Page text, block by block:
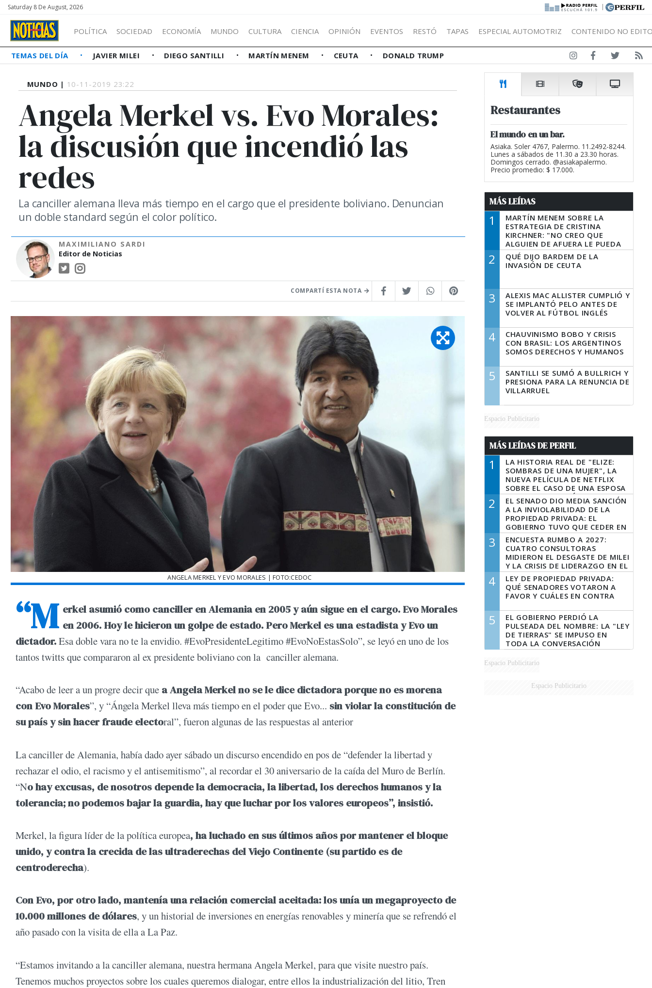
Saturday 8 De August, 2026 |
POLÍTICA SOCIEDAD ECONOMÍA MUNDO CULTURA CIENCIA OPINIÓN EVENTOS RESTÓ TAPAS ESPECIAL AUTOMOTRIZ CONTENIDO NO
TEMAS DEL DÍA JAVIER MILEI DIEGO SANTILLI MARTÍN MENEM CEUTA DONALD TRUMP
MUNDO | 10-11-2019 23:22
Angela Merkel vs. Evo Morales:
la discusión que incendió las
redes
La canciller alemana lleva más tiempo en el cargo que el presidente boliviano. Denuncian
un doble standard según el color político.
MAXIMILIANO SARDI
Editor de Noticias
COMPARTÍ ESTA NOTA
ANGELA MERKEL Y EVO MORALES | FOTO:CEDOC
“M erkel asumió como canciller en Alemania en 2005 y aún sigue en el cargo. Evo Morales
en 2006. Hoy le hicieron un golpe de estado. Pero Merkel es una estadista y Evo un
dictador.Esa doble vara no te la envidio. #EvoPresidenteLegitimo #EvoNoEstasSolo”, se leyó en uno de los
tantos twitts que compararon al ex presidente boliviano con la canciller alemana.
“Acabo de leer a un progre decir que a Angela Merkel no se le dice dictadora porque no es morena
con Evo Morales”, y “Ángela Merkel lleva más tiempo en el poder que Evo... sin violar la constitución de
su país y sin hacer fraude electoral”, fueron algunas de las respuestas al anterior
La canciller de Alemania, había dado ayer sábado un discurso encendido en pos de “defender la libertad y
rechazar el odio, el racismo y el antisemitismo”, al recordar el 30 aniversario de la caída del Muro de Berlín.
“No hay excusas, de nosotros depende la democracia, la libertad, los derechos humanos y la
tolerancia; no podemos bajar la guardia, hay que luchar por los valores europeos”, insistió.
Merkel, la figura líder de la política europea, ha luchado en sus últimos años por mantener el bloque
unido, y contra la crecida de las ultraderechas del Viejo Continente (su partido es de
centroderecha).
Con Evo, por otro lado, mantenía una relación comercial aceitada: los unía un megaproyecto de
10.000 millones de dólares, y un historial de inversiones en energías renovables y minería que se refrendó el
año pasado con la visita de ella a La Paz.
“Estamos invitando a la canciller alemana, nuestra hermana Angela Merkel, para que visite nuestro país.
Tenemos muchos proyectos sobre los cuales queremos dialogar, entre ellos la industrialización del litio, Tren
Restaurantes
El mundo en un bar.
Asiaka. Soler 4767, Palermo. 11.2492-8244.
Lunes a sábados de 11.30 a 23.30 horas.
Domingos cerrado. @asiakapalermo.
Precio promedio: $ 17.000.
MÁS LEÍDAS
1
MARTÍN MENEM SOBRE LA
ESTRATEGIA DE CRISTINA
KIRCHNER: "NO CREO QUE
ALGUIEN DE AFUERA LE PUEDA
DECIR A LA JUSTICIA LO QUE
TIENE QUE HACER"
2
QUÉ DIJO BARDEM DE LA
INVASIÓN DE CEUTA
3
ALEXIS MAC ALLISTER CUMPLIÓ Y
SE IMPLANTÓ PELO ANTES DE
VOLVER AL FÚTBOL INGLÉS
4
CHAUVINISMO BOBO Y CRISIS
CON BRASIL: LOS ARGENTINOS
SOMOS DERECHOS Y HUMANOS
5
SANTILLI SE SUMÓ A BULLRICH Y
PRESIONA PARA LA RENUNCIA DE
VILLARRUEL
Espacio Publicitario
MÁS LEÍDAS DE PERFIL
1
LA HISTORIA REAL DE "ELIZE:
SOMBRAS DE UNA MUJER", LA
NUEVA PELÍCULA DE NETFLIX
SOBRE EL CASO DE UNA ESPOSA
QUE DESCUARTIZÓ A SU
MARIDO
2
EL SENADO DIO MEDIA SANCIÓN
A LA INVIOLABILIDAD DE LA
PROPIEDAD PRIVADA: EL
GOBIERNO TUVO QUE CEDER EN
LA LEY DEL MANEJO DEL FUEGO
3
ENCUESTA RUMBO A 2027:
CUATRO CONSULTORAS
MIDIERON EL DESGASTE DE MILEI
Y LA CRISIS DE LIDERAZGO EN EL
PERONISMO
4
LEY DE PROPIEDAD PRIVADA:
QUÉ SENADORES VOTARON A
FAVOR Y CUÁLES EN CONTRA
5
EL GOBIERNO PERDIÓ LA
PULSEADA DEL NOMBRE: LA "LEY
DE TIERRAS" SE IMPUSO EN
TODA LA CONVERSACIÓN
DIGITAL
Espacio Publicitario
Espacio Publicitario